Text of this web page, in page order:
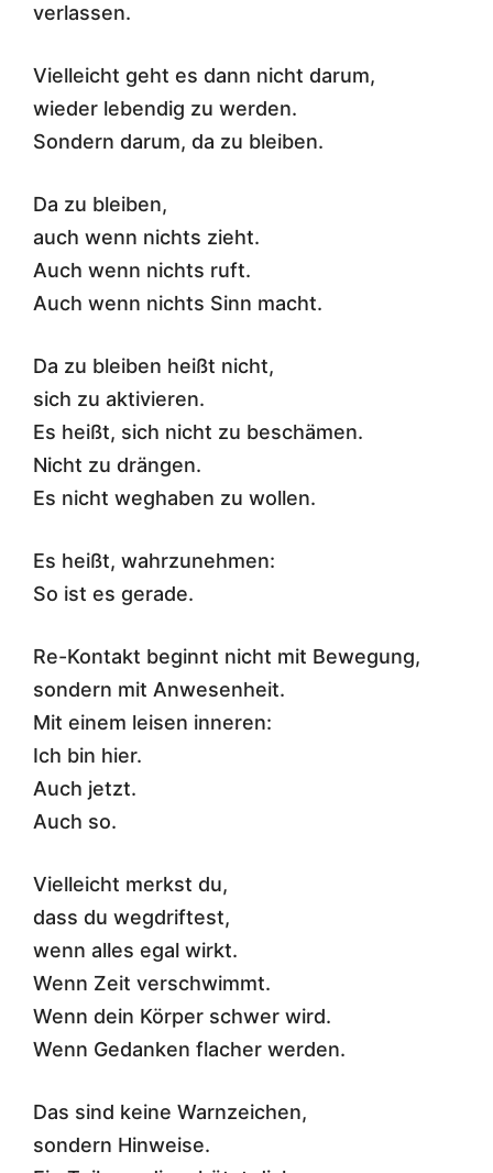
verlassen.
Vielleicht geht es dann nicht darum,
wieder lebendig zu werden.
Sondern darum, da zu bleiben.
Da zu bleiben,
auch wenn nichts zieht.
Auch wenn nichts ruft.
Auch wenn nichts Sinn macht.
Da zu bleiben heißt nicht,
sich zu aktivieren.
Es heißt, sich nicht zu beschämen.
Nicht zu drängen.
Es nicht weghaben zu wollen.
Es heißt, wahrzunehmen:
So ist es gerade.
Re-Kontakt beginnt nicht mit Bewegung,
sondern mit Anwesenheit.
Mit einem leisen inneren:
Ich bin hier.
Auch jetzt.
Auch so.
Vielleicht merkst du,
dass du wegdriftest,
wenn alles egal wirkt.
Wenn Zeit verschwimmt.
Wenn dein Körper schwer wird.
Wenn Gedanken flacher werden.
Das sind keine Warnzeichen,
sondern Hinweise.